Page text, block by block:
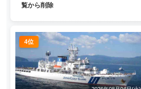
覧から削除
4位